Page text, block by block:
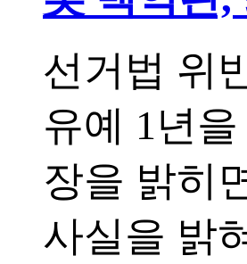
선거법 위
유예 1년
장을 밝히
사실을 밝